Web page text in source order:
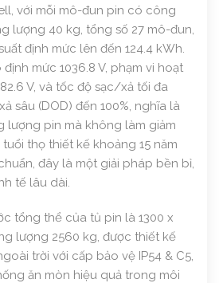
với mỗi mô-đun pin có công
lượng 40 kg, tổng số 27 mô-đun,
định mức lên đến 124.4 kWh.
mức 1036.8 V, phạm vi hoạt
V, và tốc độ sạc/xả tối đa
sâu (DOD) đến 100%, nghĩa là
lượng pin mà không làm giảm
thọ thiết kế khoảng 15 năm
đây là một giải pháp bền bỉ,
tế lâu dài.
tổng thể của tủ pin là 1300 x
lượng 2560 kg, được thiết kế
trời với cấp bảo vệ IP54 & C5,
ăn mòn hiệu quả trong môi